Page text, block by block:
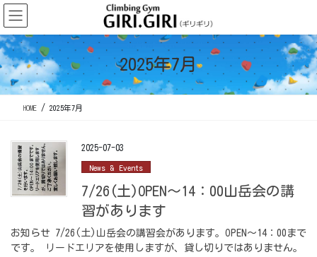
コ
ン
テ
ン
ツ
に
移
ナ
ビ
ゲ
ー
シ
ョ
ン
2025年7月
HOME 2025年7月
2025-07-03
News & Events
7/26(土)OPEN～14：00山岳会の講
習があります
お知らせ 7/26(土)山岳会の講習会があります。OPEN～14：00まで
です。 リードエリアを使用しますが、貸し切りではありません。